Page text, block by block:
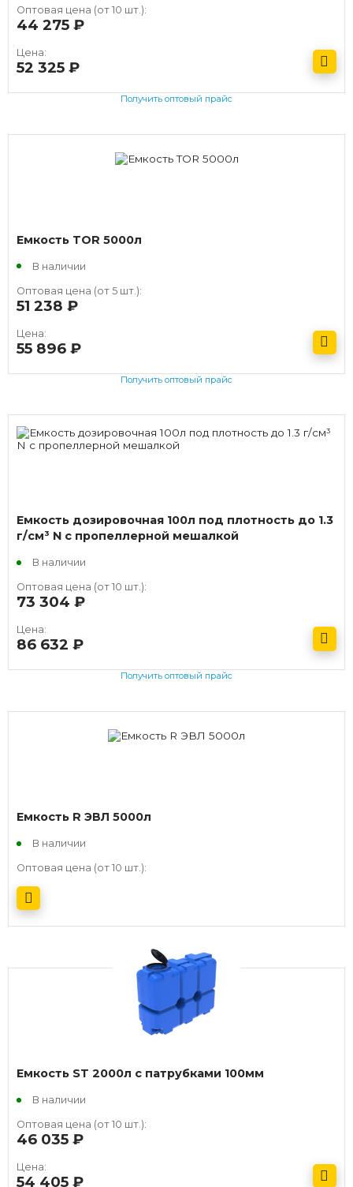
Оптовая цена (от 10 шт.):
44 275
Цена:
52 325
Получить оптовый прайс
Емкость TOR 5000л
В наличии
Оптовая цена (от 5 шт.):
51 238
Цена:
55 896
Получить оптовый прайс
Емкость дозировочная 100л под плотность до 1.3
г/см³ N с пропеллерной мешалкой
В наличии
Оптовая цена (от 10 шт.):
73 304
Цена:
86 632
Получить оптовый прайс
Емкость R ЭВЛ 5000л
В наличии
Оптовая цена (от 10 шт.):
Емкость ST 2000л с патрубками 100мм
В наличии
Оптовая цена (от 10 шт.):
46 035
Цена:
54 405